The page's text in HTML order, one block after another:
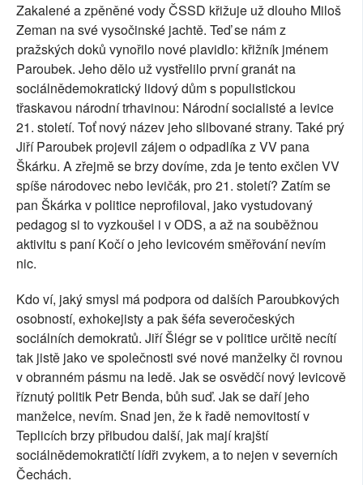
Zakalené a zpěněné vody ČSSD křižuje už dlouho Miloš
Zeman na své vysočinské jachtě. Teď se nám z
pražských doků vynořilo nové plavidlo: křižník jménem
Paroubek. Jeho dělo už vystřelilo první granát na
sociálnědemokratický lidový dům s populistickou
třaskavou národní trhavinou: Národní socialisté a levice
21. století. Toť nový název jeho slibované strany. Také prý
Jiří Paroubek projevil zájem o odpadlíka z VV pana
Škárku. A zřejmě se brzy dovíme, zda je tento exčlen VV
spíše národovec nebo levičák, pro 21. století? Zatím se
pan Škárka v politice neprofiloval, jako vystudovaný
pedagog si to vyzkoušel i v ODS, a až na souběžnou
aktivitu s paní Kočí o jeho levicovém směřování nevím
nic.
Kdo ví, jaký smysl má podpora od dalších Paroubkových
osobností, exhokejisty a pak šéfa severočeských
sociálních demokratů. Jiří Šlégr se v politice určitě necítí
tak jistě jako ve společnosti své nové manželky či rovnou
v obranném pásmu na ledě. Jak se osvědčí nový levicově
říznutý politik Petr Benda, bůh suď. Jak se daří jeho
manželce, nevím. Snad jen, že k řadě nemovitostí v
Teplicích brzy přibudou další, jak mají krajští
sociálnědemokratičtí lídři zvykem, a to nejen v severních
Čechách.